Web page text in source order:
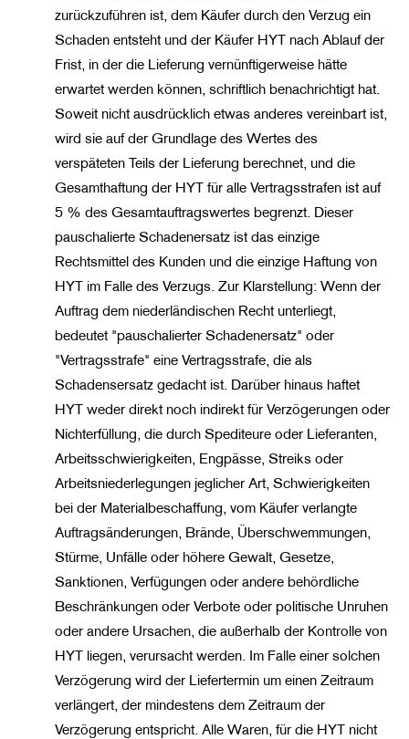
zurückzuführen ist, dem Käufer durch den Verzug ein
Schaden entsteht und der Käufer HYT nach Ablauf der
Frist, in der die Lieferung vernünftigerweise hätte
erwartet werden können, schriftlich benachrichtigt hat.
Soweit nicht ausdrücklich etwas anderes vereinbart ist,
wird sie auf der Grundlage des Wertes des
verspäteten Teils der Lieferung berechnet, und die
Gesamthaftung der HYT für alle Vertragsstrafen ist auf
5 % des Gesamtauftragswertes begrenzt. Dieser
pauschalierte Schadenersatz ist das einzige
Rechtsmittel des Kunden und die einzige Haftung von
HYT im Falle des Verzugs. Zur Klarstellung: Wenn der
Auftrag dem niederländischen Recht unterliegt,
bedeutet "pauschalierter Schadenersatz" oder
"Vertragsstrafe" eine Vertragsstrafe, die als
Schadensersatz gedacht ist. Darüber hinaus haftet
HYT weder direkt noch indirekt für Verzögerungen oder
Nichterfüllung, die durch Spediteure oder Lieferanten,
Arbeitsschwierigkeiten, Engpässe, Streiks oder
Arbeitsniederlegungen jeglicher Art, Schwierigkeiten
bei der Materialbeschaffung, vom Käufer verlangte
Auftragsänderungen, Brände, Überschwemmungen,
Stürme, Unfälle oder höhere Gewalt, Gesetze,
Sanktionen, Verfügungen oder andere behördliche
Beschränkungen oder Verbote oder politische Unruhen
oder andere Ursachen, die außerhalb der Kontrolle von
HYT liegen, verursacht werden. Im Falle einer solchen
Verzögerung wird der Liefertermin um einen Zeitraum
verlängert, der mindestens dem Zeitraum der
Verzögerung entspricht. Alle Waren, für die HYT nicht